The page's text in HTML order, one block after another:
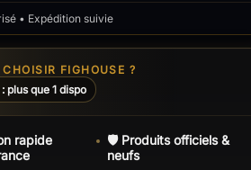
• Expédition suivie
FIGHOUSE ?
plus que 1 dispo
rapide
🛡️ Produits officiels &
neufs